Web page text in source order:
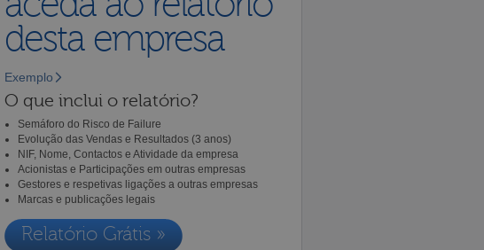
desta empresa
Exemplo
O que inclui o relatório?
Semáforo do Risco de Failure
Evolução das Vendas e Resultados (3 anos)
NIF, Nome, Contactos e Atividade da empresa
Acionistas e Participações em outras empresas
Gestores e respetivas ligações a outras empresas
Marcas e publicações legais
Relatório Grátis »